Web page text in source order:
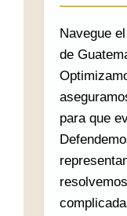
Navegue
de
para que